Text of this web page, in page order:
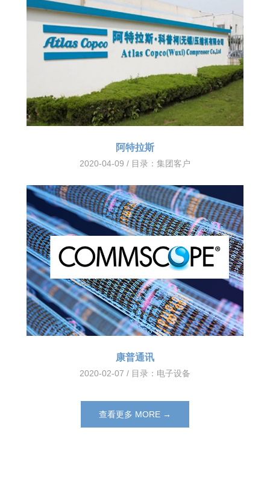
阿特拉斯
2020-04-09 / 目录： 集团客户
康普通讯
2020-02-07 / 目录： 电子设备
查看更多 MORE →